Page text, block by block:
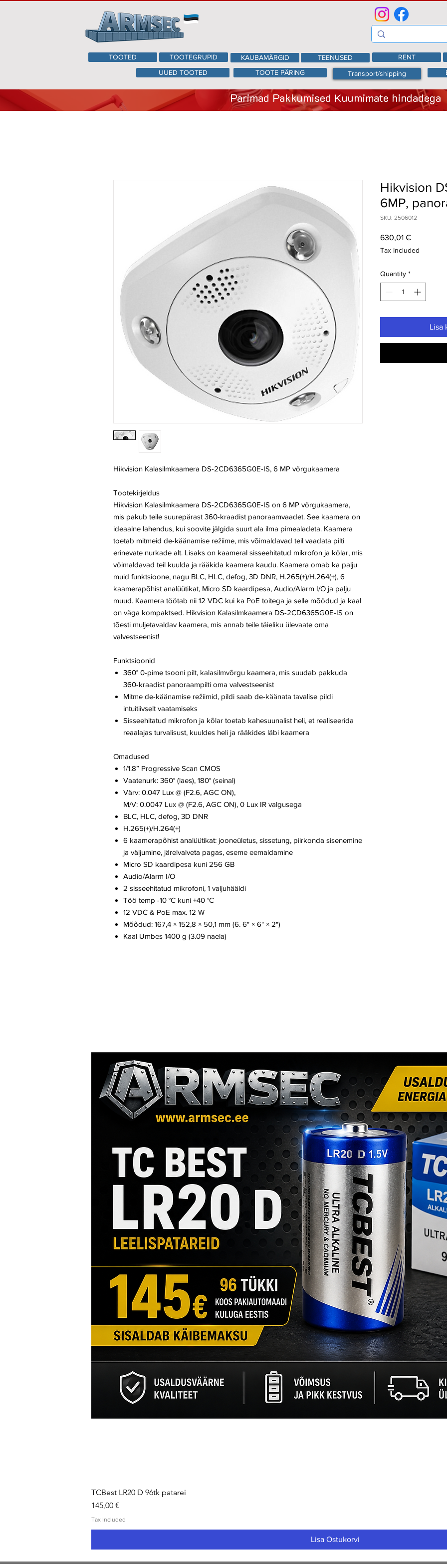
TOOTED
TOOTEGRUPID
UUED TOOTED
KAUBAMÄRGID TEENUSED RENT
TOOTE PÄRING
Transport/shipping
Parimad Pakkumised Kuumimate hindadega
Hikvision Kalasilmkaamera DS-2CD6365G0E-IS, 6 MP võrgukaamera
Tootekirjeldus
Hikvision Kalasilmkaamera DS-2CD6365G0E-IS on 6 MP võrgukaamera,
mis pakub teile suurepärast 360-kraadist panoraamvaadet. See kaamera on
ideaalne lahendus, kui soovite jälgida suurt ala ilma pimealadeta. Kaamera
toetab mitmeid de-käänamise režiime, mis võimaldavad teil vaadata pilti
erinevate nurkade alt. Lisaks on kaameral sisseehitatud mikrofon ja kõlar, mis
võimaldavad teil kuulda ja rääkida kaamera kaudu. Kaamera omab ka palju
muid funktsioone, nagu BLC, HLC, defog, 3D DNR, H.265(+)/H.264(+), 6
kaamerapõhist analüütikat, Micro SD kaardipesa, Audio/Alarm I/O ja palju
muud. Kaamera töötab nii 12 VDC kui ka PoE toitega ja selle mõõdud ja kaal
on väga kompaktsed. Hikvision Kalasilmkaamera DS-2CD6365G0E-IS on
tõesti muljetavaldav kaamera, mis annab teile täieliku ülevaate oma
valvestseenist!
Funktsioonid
360° 0-pime tsooni pilt, kalasilmvõrgu kaamera, mis suudab pakkuda
360-kraadist panoraampilti oma valvestseenist
Mitme de-käänamise režiimid, pildi saab de-käänata tavalise pildi
intuitiivselt vaatamiseks
Sisseehitatud mikrofon ja kõlar toetab kahesuunalist heli, et realiseerida
reaalajas turvalisust, kuuldes heli ja rääkides läbi kaamera
Omadused
1/1.8” Progressive Scan CMOS
Vaatenurk: 360° (laes), 180° (seinal)
Värv: 0.047 Lux @ (F2.6, AGC ON),
M/V: 0.0047 Lux @ (F2.6, AGC ON), 0 Lux IR valgusega
BLC, HLC, defog, 3D DNR
H.265(+)/H.264(+)
6 kaamerapõhist analüütikat: jooneületus, sissetung, piirkonda sisenemine
ja väljumine, järelvalveta pagas, eseme eemaldamine
Micro SD kaardipesa kuni 256 GB
Audio/Alarm I/O
2 sisseehitatud mikrofoni, 1 valjuhääldi
Töö temp -10 °C kuni +40 °C
12 VDC & PoE max. 12 W
Mõõdud: 167,4 × 152,8 × 50,1 mm (6. 6" × 6" × 2")
Kaal Umbes 1400 g (3.09 naela)
Hikvision
6MP,
SKU: 2506012
630,01 €Price
Tax Included
Quantity *
Lisa
TCBest LR20 D 96tk patarei
Price
145,00 €
Tax Included
Lisa Ostukorvi